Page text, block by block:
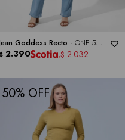
Goddess Recto - ONE 5
ONE2.390 $ 2.032
50